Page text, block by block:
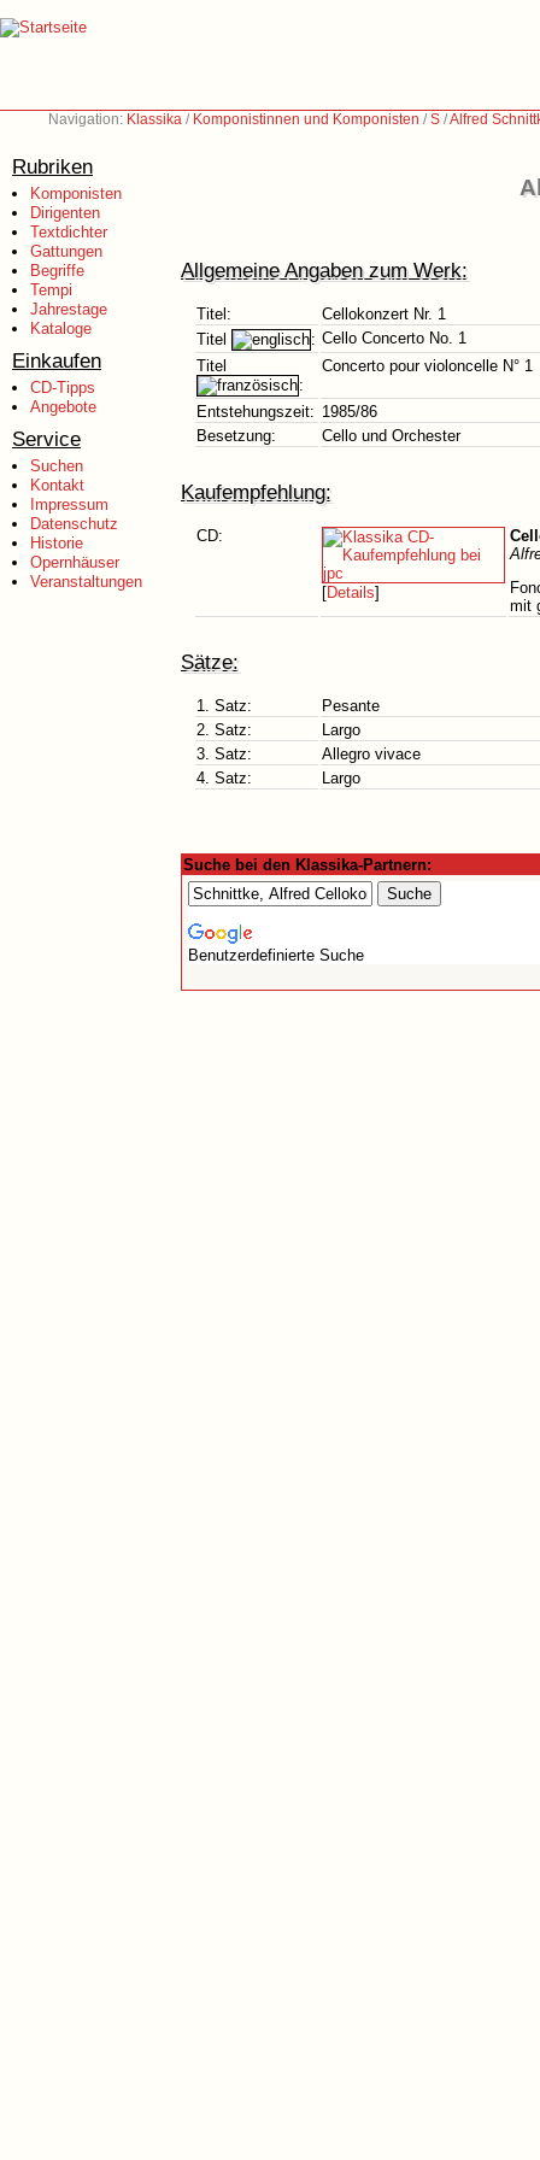
Navigation: Klassika / Komponistinnen und Komponisten /S /Alfred
Rubriken
Komponisten
Dirigenten
Textdichter
Gattungen
Begriffe
Tempi
Jahrestage
Kataloge
Einkaufen
CD-Tipps
Angebote
Service
Suchen
Kontakt
Impressum
Datenschutz
Historie
Opernhäuser
Veranstaltungen
Allgemeine Angaben zum Werk:
Titel:
Cellokonzert Nr. 1
Titel
: Cello Concerto No. 1
Titel
:
Concerto pour violoncelle N° 1
Entstehungszeit: 1985/86
Besetzung:
Cello und Orchester
Kaufempfehlung:
CD:
[Details]
mit
Sätze:
1. Satz:
Pesante
2. Satz:
Largo
3. Satz:
Allegro vivace
4. Satz:
Largo
Suche bei den Klassika-Partnern:
Benutzerdefinierte Suche